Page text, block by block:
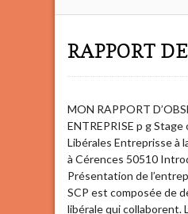
RAPPORT
MON RAPPORT
ENTREPRISE p g
Libérales Entreprisse à
à Cérences 50510
Présentation de
SCP est composée de
libérale qui collaborent.